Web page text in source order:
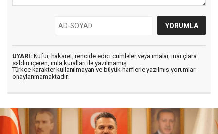
UYARI: Küfür, hakaret, rencide edici cümleler veya imalar, inançlara
saldırı içeren, imla kuralları ile yazılmamış,
Türkçe karakter kullanılmayan ve büyük harflerle yazılmış yorumlar
onaylanmamaktadır.